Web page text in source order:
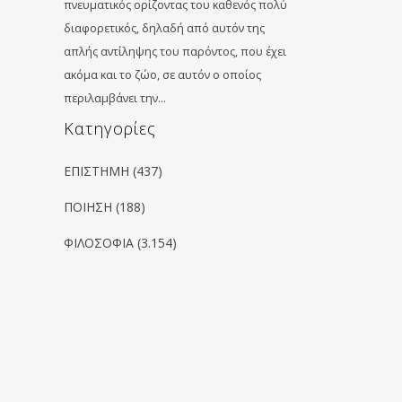
πνευματικός ορίζοντας του καθενός πολύ
διαφορετικός, δηλαδή από αυτόν της
απλής αντίληψης του παρόντος, που έχει
ακόμα και το ζώο, σε αυτόν ο οποίος
περιλαμβάνει την…
Kατηγορίες
ΕΠΙΣΤΗΜΗ (437)
ΠΟΙΗΣΗ (188)
ΦΙΛΟΣΟΦΙΑ (3.154)